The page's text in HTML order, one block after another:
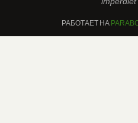
РАБОТАЕТ НА